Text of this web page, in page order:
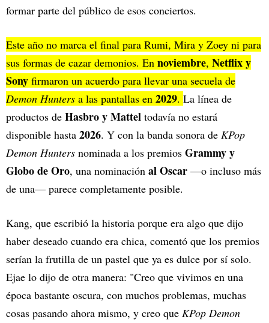
formar parte del público de esos conciertos.
Este año no marca el final para Rumi, Mira y Zoey ni para
sus formas de cazar demonios. En noviembre, Netflix y
Sony firmaron un acuerdo para llevar una secuela de
Demon Hunters a las pantallas en 2029. La línea de
productos de Hasbro y Mattel todavía no estará
disponible hasta 2026. Y con la banda sonora de KPop
Demon Hunters nominada a los premios Grammy y
Globo de Oro, una nominación al Oscar —o incluso más
de una— parece completamente posible.
Kang, que escribió la historia porque era algo que dijo
haber deseado cuando era chica, comentó que los premios
serían la frutilla de un pastel que ya es dulce por sí solo.
Ejae lo dijo de otra manera: "Creo que vivimos en una
época bastante oscura, con muchos problemas, muchas
cosas pasando ahora mismo, y creo que KPop Demon